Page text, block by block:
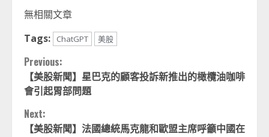
無相關文章
Tags:
ChatGPT 美股
Continue
Reading
Previous:
【美股新聞】星巴克的顧客投訴新推出的橄欖油咖啡
會引起胃部問題
Next:
【美股新聞】法國總統馬克龍和歐盟主席呼籲中國在